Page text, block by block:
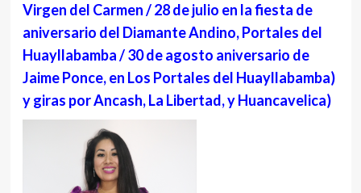
Virgen del Carmen / 28 de julio en la fiesta de
aniversario del Diamante Andino, Portales del
Huayllabamba / 30 de agosto aniversario de
Jaime Ponce, en Los Portales del Huayllabamba)
y giras por Ancash, La Libertad, y Huancavelica)